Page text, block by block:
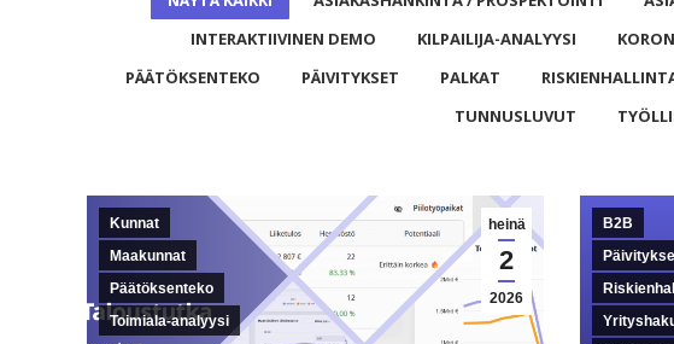
INTERAKTIIVINEN DEMO
KILPAILIJA-ANALYYSI
PÄÄTÖKSENTEKO
PÄIVITYKSET PALKAT
TUNNUSLUVUT
heinä
2
2026
Kunnat
Maakunnat
Päätöksenteko
Toimiala-analyysi
B2B